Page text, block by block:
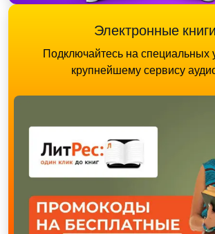
Электронные книги
Подключайтесь на специальных
крупнейшему сервису